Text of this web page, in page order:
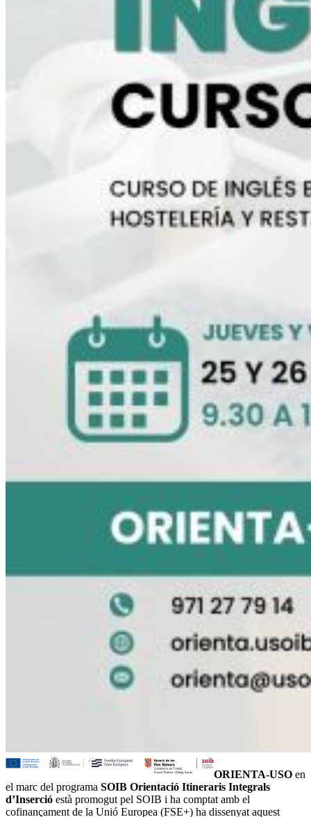
ORIENTA-USO en
el marc del programa SOIB Orientació Itineraris Integrals
d’Inserció està promogut pel SOIB i ha comptat amb el
cofinançament de la Unió Europea (FSE+) ha dissenyat aquest